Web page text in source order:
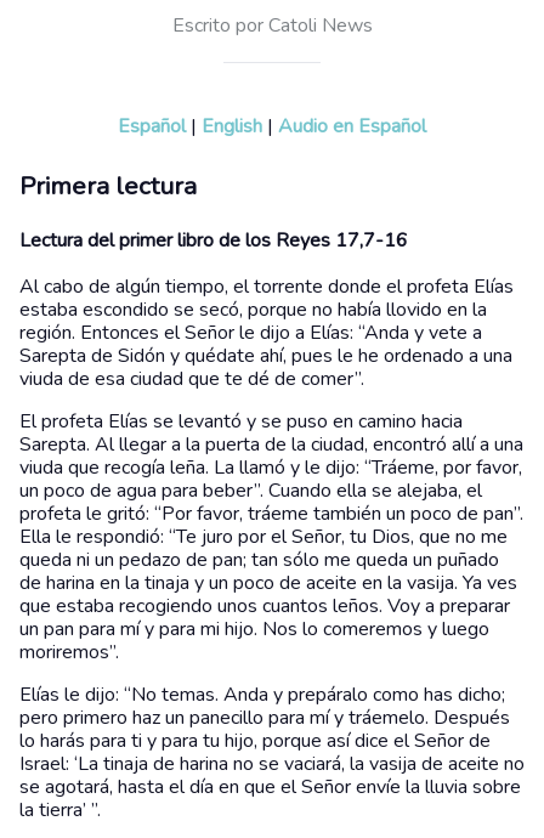
Escrito por Catoli News
Español| English | Audio en Español
Primera lectura
Lectura del primer libro de los Reyes 17,7-16
Al cabo de algún tiempo, el torrente donde el profeta Elías
estaba escondido se secó, porque no había llovido en la
región. Entonces el Señor le dijo a Elías: “Anda y vete a
Sarepta de Sidón y quédate ahí, pues le he ordenado a una
viuda de esa ciudad que te dé de comer”.
El profeta Elías se levantó y se puso en camino hacia
Sarepta. Al llegar a la puerta de la ciudad, encontró allí a una
viuda que recogía leña. La llamó y le dijo: “Tráeme, por favor,
un poco de agua para beber”. Cuando ella se alejaba, el
profeta le gritó: “Por favor, tráeme también un poco de pan”.
Ella le respondió: “Te juro por el Señor, tu Dios, que no me
queda ni un pedazo de pan; tan sólo me queda un puñado
de harina en la tinaja y un poco de aceite en la vasija. Ya ves
que estaba recogiendo unos cuantos leños. Voy a preparar
un pan para mí y para mi hijo. Nos lo comeremos y luego
moriremos”.
Elías le dijo: “No temas. Anda y prepáralo como has dicho;
pero primero haz un panecillo para mí y tráemelo. Después
lo harás para ti y para tu hijo, porque así dice el Señor de
Israel: ‘La tinaja de harina no se vaciará, la vasija de aceite no
se agotará, hasta el día en que el Señor envíe la lluvia sobre
la tierra’ ”.